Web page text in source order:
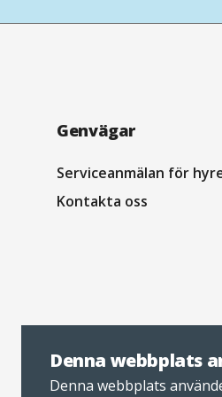
Denna webbplats
Denna webbplats
sidfot
Genvägar
Serviceanmälan för
Kontakta oss